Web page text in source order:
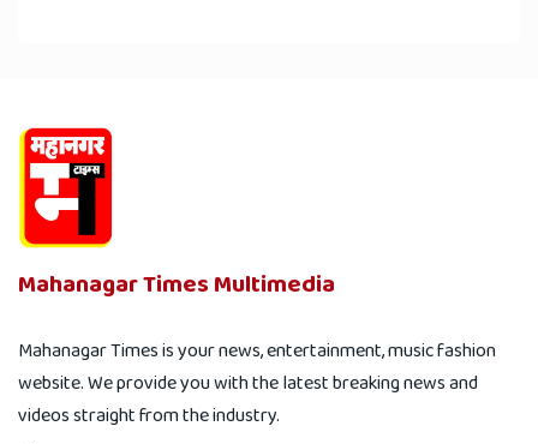
Mahanagar Times Multimedia
Mahanagar Times is your news, entertainment, music fashion
website. We provide you with the latest breaking news and
videos straight from the industry.